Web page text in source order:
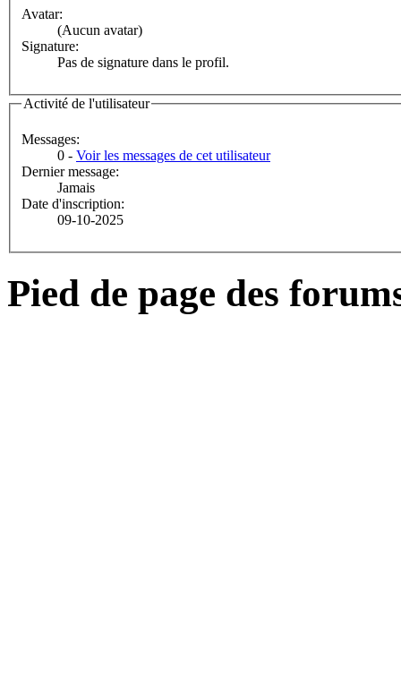
Avatar:
(Aucun avatar)
Signature:
Pas de signature dans le profil.
Activité de l'utilisateur
Messages:
0 - Voir les messages de cet utilisateur
Dernier message:
Jamais
Date d'inscription:
09-10-2025
Pied de page des